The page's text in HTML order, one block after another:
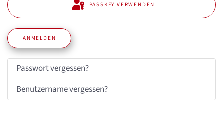
PASSKEY VERWENDEN
ANMELDEN
Passwort vergessen?
Benutzername vergessen?